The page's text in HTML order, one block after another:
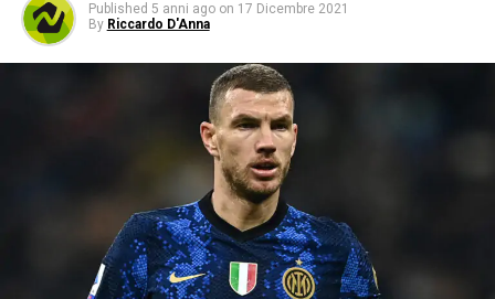
Published 5 anni ago on 17 Dicembre 2021
By Riccardo D'Anna